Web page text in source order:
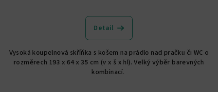
hodnocení
produktu
z
5
hvězdiček.
Detail
Vysoká koupelnová skříňka s košem na prádlo nad pračku či WC o
rozměrech 193 x 64 x 35 cm (v x š x hl). Velký výběr barevných
kombinací.